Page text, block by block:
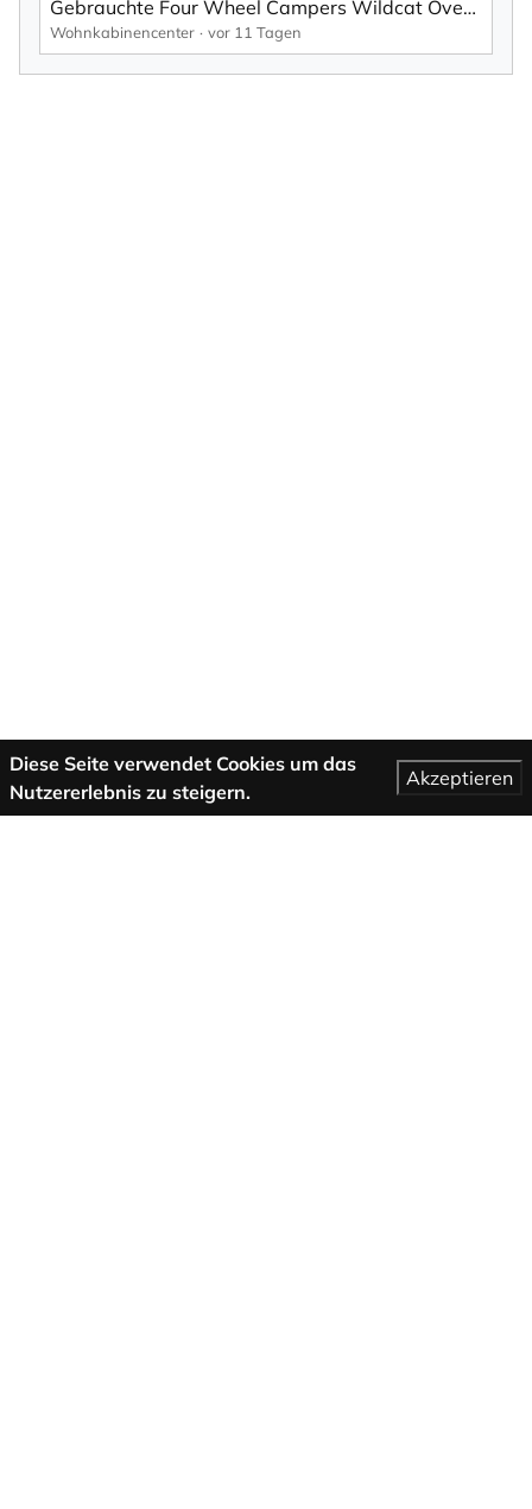
Gebrauchte Four Wheel Campers Wildcat Overlander Wohnkabine - 2021
Wohnkabinencenter vor 11 Tagen
Diese Seite verwendet Cookies um das
Nutzererlebnis zu steigern.
Akzeptieren